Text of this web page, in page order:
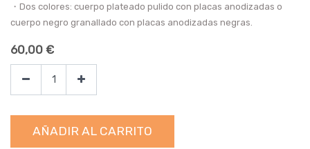
・Dos colores: cuerpo plateado pulido con placas anodizadas o
cuerpo negro granallado con placas anodizadas negras.
60,00 €
AÑADIR AL CARRITO